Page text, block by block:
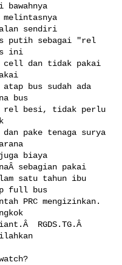
melintasnya
sendiri
putih sebagai "rel
ini
cell dan tidak pakai
bus sudah ada
bus
rel besi, tidak perlu
dan pake tenaga surya
biaya
sebagian pakai
satu tahun ibu
full bus
PRC mengizinkan.
RGDS.TG.Â